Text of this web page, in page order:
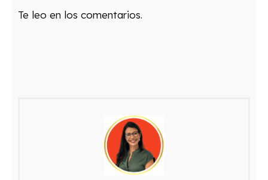
Te leo en los comentarios.